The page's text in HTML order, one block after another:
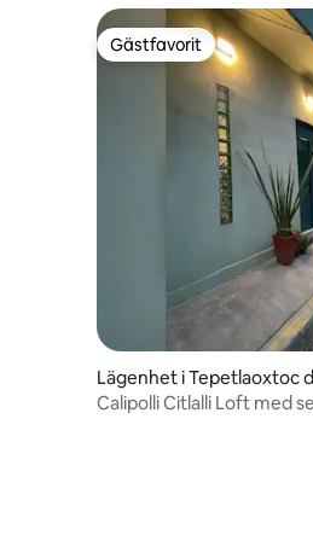
Gästfavorit
Gästfavorit
Lägenhet i Tepetlaoxtoc
go
Calipolli Citlalli Loft med